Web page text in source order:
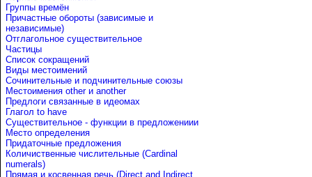
Группы времён
Причастные обороты (зависимые и
независимые)
Отглагольное существительное
Частицы
Список сокращений
Виды местоимений
Сочинительные и подчинительные союзы
Местоимения other и another
Предлоги связанные в идеомах
Глагол to have
Существительное - функции в предложениии
Место определения
Придаточные предложения
Количиственные числительные (Cardinal
numerals)
Прямая и косвенная речь (Direct and Indirect